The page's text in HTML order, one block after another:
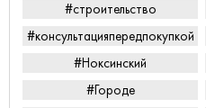
#строительство
#консультацияпередпокупкой
#Ноксинский
#Городе